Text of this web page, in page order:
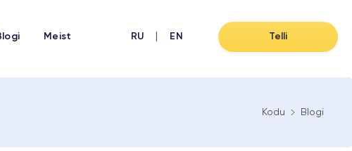
Meist RU EN Telli
Kodu Blogi